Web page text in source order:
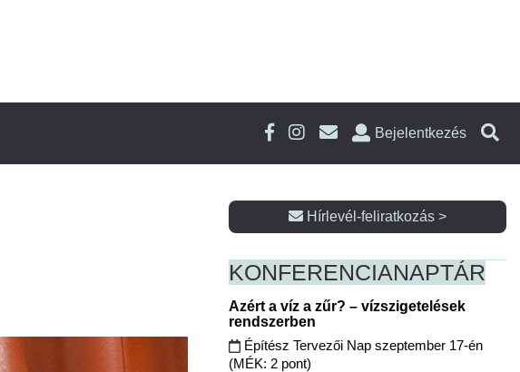
Bejelentkezés
Hírlevél-feliratkozás >
KONFERENCIANAPTÁR
Azért a víz a zűr? – vízszigetelések
rendszerben
Építész Tervezői Nap szeptember 17-én
(MÉK: 2 pont)